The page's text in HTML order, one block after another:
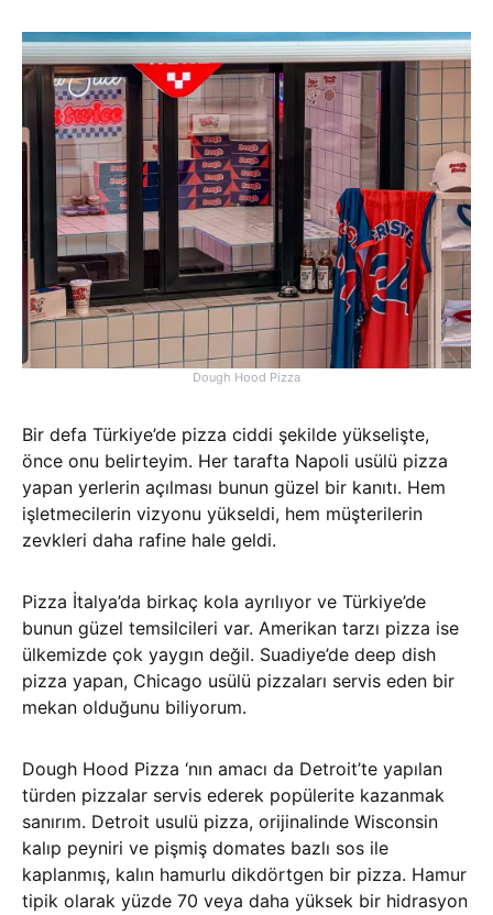
Dough Hood Pizza
Bir defa Türkiye’de pizza ciddi şekilde yükselişte,
önce onu belirteyim. Her tarafta Napoli usülü pizza
yapan yerlerin açılması bunun güzel bir kanıtı. Hem
işletmecilerin vizyonu yükseldi, hem müşterilerin
zevkleri daha rafine hale geldi.
Pizza İtalya’da birkaç kola ayrılıyor ve Türkiye’de
bunun güzel temsilcileri var. Amerikan tarzı pizza ise
ülkemizde çok yaygın değil. Suadiye’de deep dish
pizza yapan, Chicago usülü pizzaları servis eden bir
mekan olduğunu biliyorum.
Dough Hood Pizza ‘nın amacı da Detroit’te yapılan
türden pizzalar servis ederek popülerite kazanmak
sanırım. Detroit usulü pizza, orijinalinde Wisconsin
kalıp peyniri ve pişmiş domates bazlı sos ile
kaplanmış, kalın hamurlu dikdörtgen bir pizza. Hamur
tipik olarak yüzde 70 veya daha yüksek bir hidrasyon